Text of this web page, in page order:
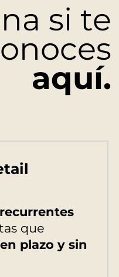
si te
aquí.
que
en plazo y sin